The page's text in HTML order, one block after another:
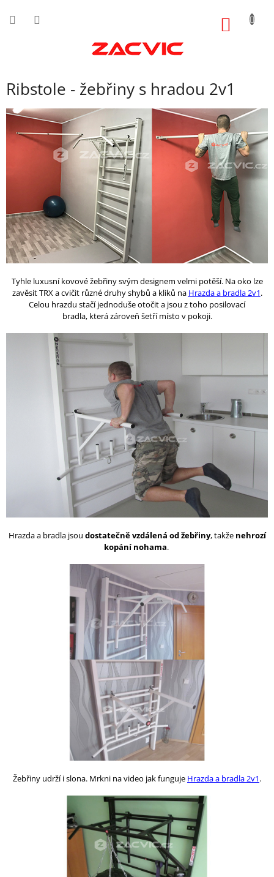
Ribstole - žebřiny s hradou 2v1
Tyhle luxusní kovové žebřiny svým designem velmi potěší. Na oko lze
zavěsit TRX a cvičit různé druhy shybů a kliků na Hrazda a bradla 2v1.
Celou hrazdu stačí jednoduše otočit a jsou z toho posilovací
bradla, která zároveň šetří místo v pokoji.
Hrazda a bradla jsou dostatečně vzdálená od žebřiny, takženehrozí
kopání nohama.
Žebřiny udrží i slona. Mrkni na video jak funguje Hrazda a bradla 2v1.